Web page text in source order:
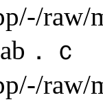
．ｃ